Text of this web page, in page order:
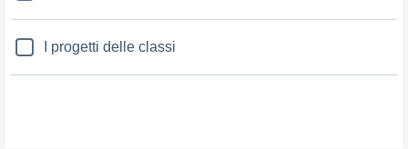
I progetti delle classi